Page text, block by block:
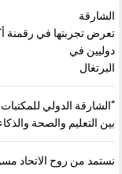
الشارقة
دوليين في
البرتغال
بين التعليم والصحة
نستمد من روح الاتحاد